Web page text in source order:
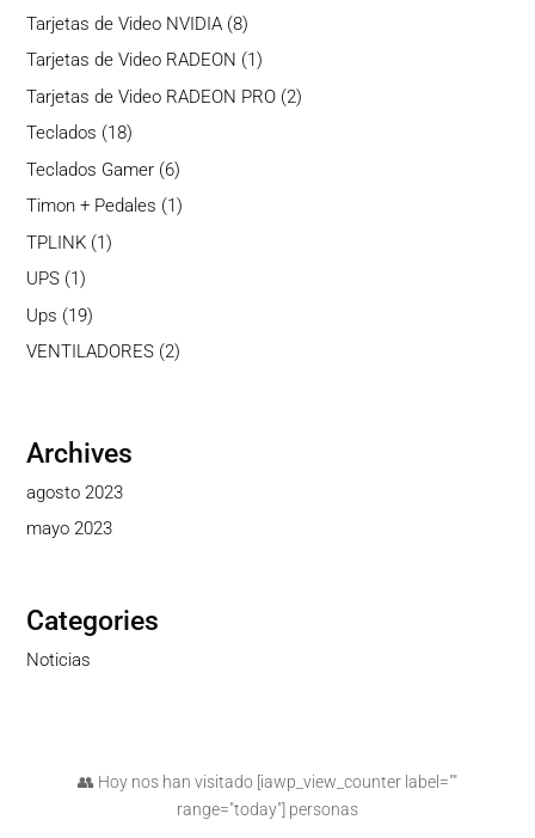
productos
Tarjetas de Video NVIDIA 88
productos
Tarjetas de Video RADEON 1 1
producto
Tarjetas de Video RADEON PRO 22
Teclados 1818
productos
Teclados Gamer 66
productos
Timon + Pedales 1 1
TPLINK 11
UPS 1 1
producto
Ups 1919
productos
VENTILADORES 22
Archives
agosto 2023
mayo 2023
Categories
Noticias
👥 Hoy nos han visitado [iawp_view_counter label=""
range="today"] personas